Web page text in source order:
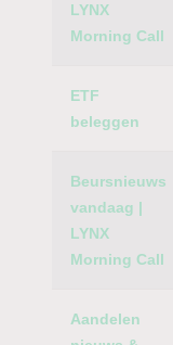
LYNX
Morning Call
ETF
beleggen
Beursnieuws
vandaag |
LYNX
Morning Call
Aandelen